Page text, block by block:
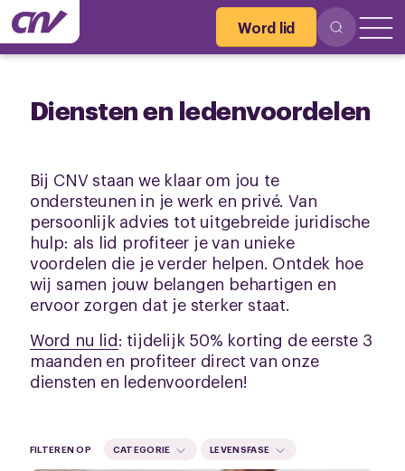
Word lid
Diensten en ledenvoordelen
Bij CNV staan we klaar om jou te
ondersteunen in je werk en privé. Van
persoonlijk advies tot uitgebreide juridische
hulp: als lid profiteer je van unieke
voordelen die je verder helpen. Ontdek hoe
wij samen jouw belangen behartigen en
ervoor zorgen dat je sterker staat.
Word nu lid: tijdelijk 50% korting de eerste 3
maanden en profiteer direct van onze
diensten en ledenvoordelen!
FILTEREN OP CATEGORIE LEVENSFASE